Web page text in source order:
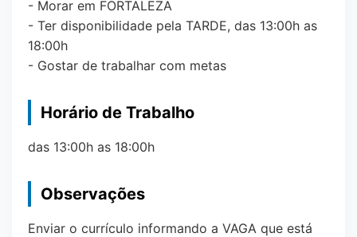
- Morar em FORTALEZA
- Ter disponibilidade pela TARDE, das 13:00h as
18:00h
- Gostar de trabalhar com metas
Horário de Trabalho
das 13:00h as 18:00h
Observações
Enviar o currículo informando a VAGA que está